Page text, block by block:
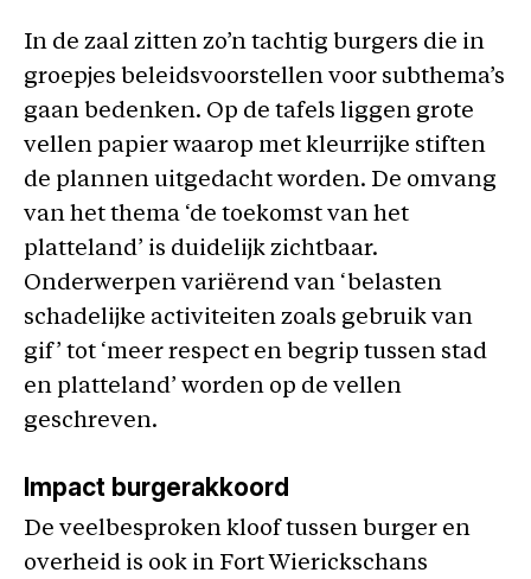
In de zaal zitten zo’n tachtig burgers die in
groepjes beleidsvoorstellen voor subthema’s
gaan bedenken. Op de tafels liggen grote
vellen papier waarop met kleurrijke stiften
de plannen uitgedacht worden. De omvang
van het thema ‘de toekomst van het
platteland’ is duidelijk zichtbaar.
Onderwerpen variërend van ‘belasten
schadelijke activiteiten zoals gebruik van
gif’ tot ‘meer respect en begrip tussen stad
en platteland’ worden op de vellen
geschreven.
Impact burgerakkoord
De veelbesproken kloof tussen burger en
overheid is ook in Fort Wierickschans